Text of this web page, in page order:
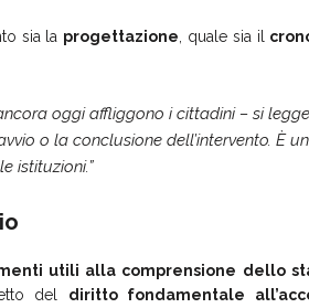
sia la progettazione , quale sia il
oggi affliggono i cittadini – si
o la conclusione dell’intervento. È
istituzioni.”
utili alla comprensione dello
del diritto fondamentale